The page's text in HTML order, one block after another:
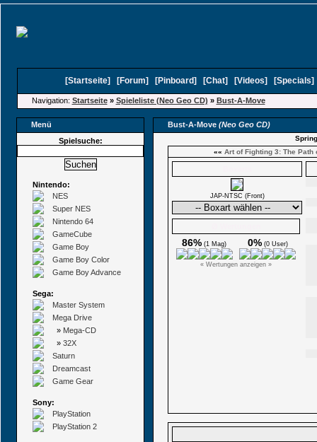
[Startseite] [Forum] [Pinboard] [Chat] [Videos] [Specials
Navigation: Startseite» Spieleliste (Neo Geo CD) » Bust-A-Move
Menü Bust-A-Move (Neo Geo CD)
Spielsuche:
Nintendo:
NES
Super NES
Nintendo 64
GameCube
Game Boy
Game Boy Color
Game Boy Advance
Sega:
Master System
Mega Drive
» Mega-CD
» 32X
Saturn
Dreamcast
Game Gear
Sony:
PlayStation
PlayStation 2
«« Art of Fighting 3: The Path
JAP-NTSC (Front)
86% (1 Mag) 0% (0 User)
« Wertungen anzeigen »